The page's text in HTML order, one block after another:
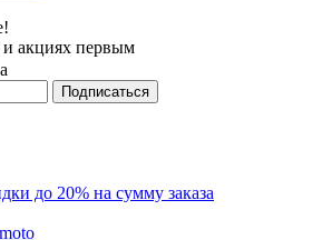
и акциях первым
до 20% на сумму заказа